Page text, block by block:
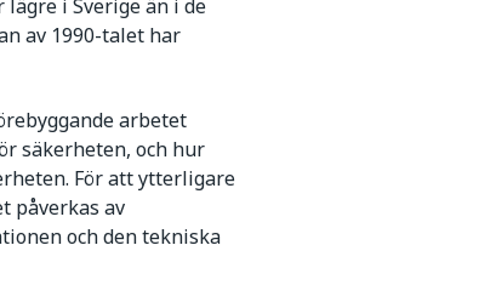
i Sverige än i de
av 1990-talet har
arbetet
säkerheten, och hur
För att ytterligare
påverkas av
och den tekniska